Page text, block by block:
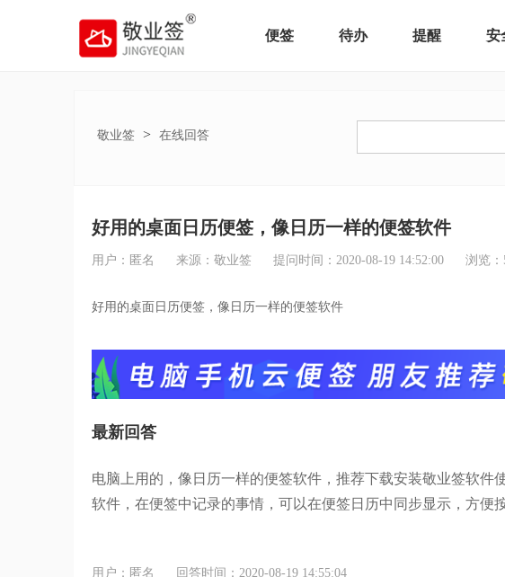
便签 待办 提醒 安
敬业签 > 在线回答
好用的桌面日历便签，像日历一样的便签软件
用户：匿名 来源：敬业签 提问时间：2020-08-19 14:52:00 浏览：
好用的桌面日历便签，像日历一样的便签软件
最新回答
电脑上用的，像日历一样的便签软件，推荐下载安装敬业签软件
软件，在便签中记录的事情，可以在便签日历中同步显示，方便
用户：匿名 回答时间：2020-08-19 14:55:04